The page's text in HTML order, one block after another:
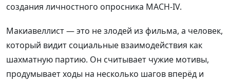
создания личностного опросника MACH-IV.
Макиавеллист — это не злодей из фильма, а человек,
который видит социальные взаимодействия как
шахматную партию. Он считывает чужие мотивы,
продумывает ходы на несколько шагов вперёд и